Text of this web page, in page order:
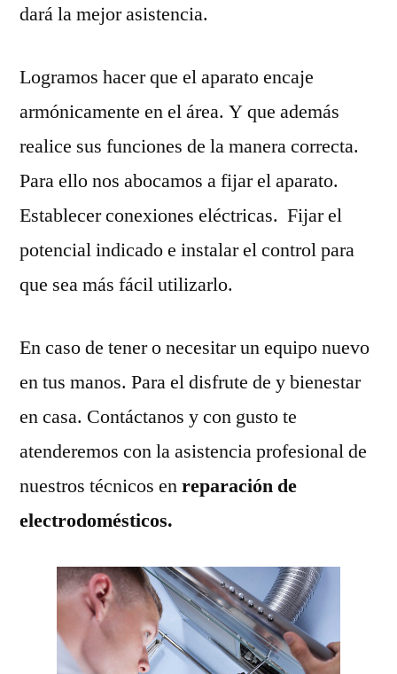
dará la mejor asistencia.
Logramos hacer que el aparato encaje
armónicamente en el área. Y que además
realice sus funciones de la manera correcta.
Para ello nos abocamos a fijar el aparato.
Establecer conexiones eléctricas. Fijar el
potencial indicado e instalar el control para
que sea más fácil utilizarlo.
En caso de tener o necesitar un equipo nuevo
en tus manos. Para el disfrute de y bienestar
en casa. Contáctanos y con gusto te
atenderemos con la asistencia profesional de
nuestros técnicos enreparación de
electrodomésticos.